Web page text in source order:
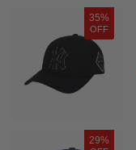
35%
OFF
29%